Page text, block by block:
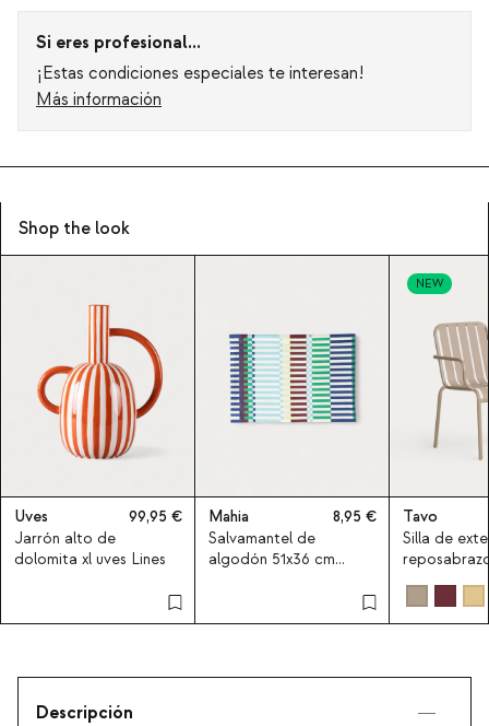
Si eres profesional...
¡Estas condiciones especiales te interesan!
Más información
Shop the look
Uves
99,95
Jarrón alto de
dolomita xl uves Lines
Mahia
8,95
Salvamantel de
algodón 51x36 cm
NEW
Tavo
Silla de
Tavo
Descripción